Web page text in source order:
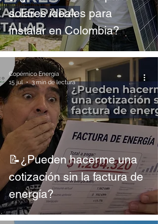
leídos
solares ideales para
instalar en Colombia?
📝¿Pueden hacerme una
cotización sin la factura de
energía?
Copérnico Energía
15 jul
3 min de lectura